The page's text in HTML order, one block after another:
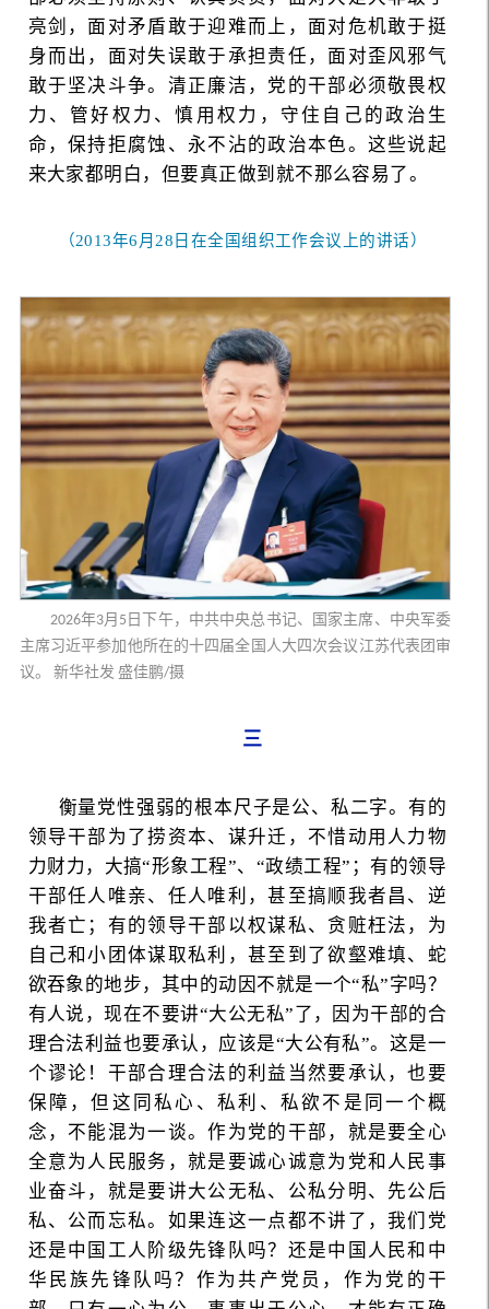
亮剑，面对矛盾敢于迎难而上，面对危机敢于挺
身而出，面对失误敢于承担责任，面对歪风邪气
敢于坚决斗争。清正廉洁，党的干部必须敬畏权
力、管好权力、慎用权力，守住自己的政治生
命，保持拒腐蚀、永不沾的政治本色。这些说起
来大家都明白，但要真正做到就不那么容易了。
（2013年6月28日在全国组织工作会议上的讲话）
2026年3月5日下午，中共中央总书记、国家主席、中央军委
主席习近平参加他所在的十四届全国人大四次会议江苏代表团审
议。 新华社发 盛佳鹏/摄
三
衡量党性强弱的根本尺子是公、私二字。有的
领导干部为了捞资本、谋升迁，不惜动用人力物
力财力，大搞“形象工程”、“政绩工程”；有的领导
干部任人唯亲、任人唯利，甚至搞顺我者昌、逆
我者亡；有的领导干部以权谋私、贪赃枉法，为
自己和小团体谋取私利，甚至到了欲壑难填、蛇
欲吞象的地步，其中的动因不就是一个“私”字吗？
有人说，现在不要讲“大公无私”了，因为干部的合
理合法利益也要承认，应该是“大公有私”。这是一
个谬论！干部合理合法的利益当然要承认，也要
保障，但这同私心、私利、私欲不是同一个概
念，不能混为一谈。作为党的干部，就是要全心
全意为人民服务，就是要诚心诚意为党和人民事
业奋斗，就是要讲大公无私、公私分明、先公后
私、公而忘私。如果连这一点都不讲了，我们党
还是中国工人阶级先锋队吗？还是中国人民和中
华民族先锋队吗？作为共产党员，作为党的干